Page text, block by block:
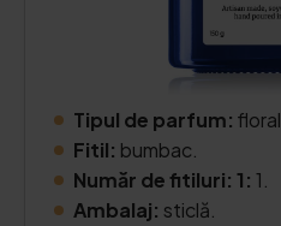
Tipul de parfum: floral.
Fitil: bumbac.
Număr de fitiluri: 1: 1.
Ambalaj: sticlă.